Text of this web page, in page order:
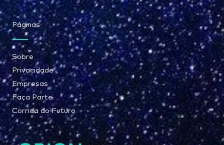
Páginas
Sobre
Privacidade
Empresas
Faça Parte
Corrida do Futuro